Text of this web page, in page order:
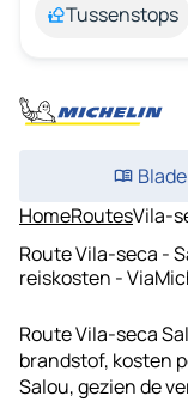
Tussenstops
HomeRoutesVila-
Route Vila-seca -
reiskosten -
Route Vila-seca
brandstof, kosten
Salou, gezien de